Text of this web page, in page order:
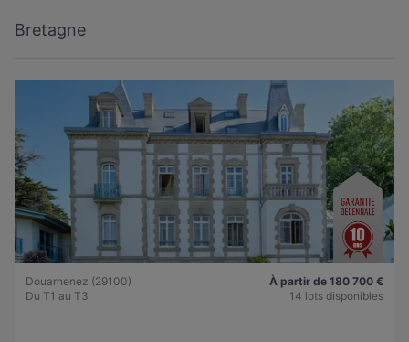
Bretagne
Douarnenez (29100)
Du T1 au T3
À partir de 180 700 €
14 lots disponibles